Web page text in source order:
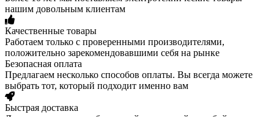
нашим довольным клиентам
Качественные товары
Работаем только с проверенными производителями,
положительно зарекомендовавшими себя на рынке
Безопасная оплата
Предлагаем несколько способов оплаты. Вы всегда можете
выбрать тот, который подходит именно вам
Быстрая доставка